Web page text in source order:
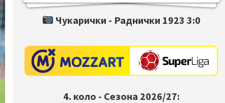
Чукарички - Раднички 1923 3:0
4. коло - Сезона 2026/27: